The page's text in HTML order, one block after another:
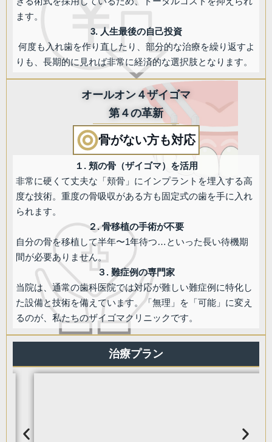
ます。
3. 人生最後の自己投資
何度も入れ歯を作り直したり、部分的な治療を繰り返すよ
りも、長期的に見れば非常に経済的な選択肢となります。
オールオン４ザイゴマ
第４の革新
骨がない方も対応
１. 頬の骨（ザイゴマ）を活用
非常に硬くて丈夫な「頬骨」にインプラントを埋入する高
度な技術。重度の骨吸収がある方も固定式の歯を手に入れ
られます。
２. 骨移植の手術が不要
自分の骨を移植して半年〜1年待つ…といった長い待機期
間が必要ありません。
３. 難症例の専門家
当院は、通常の歯科医院では対応が難しい難症例に特化し
た設備と技術を備えています。「無理」を「可能」に変え
るのが、私たちのザイゴマクリニックです。
治療プラン